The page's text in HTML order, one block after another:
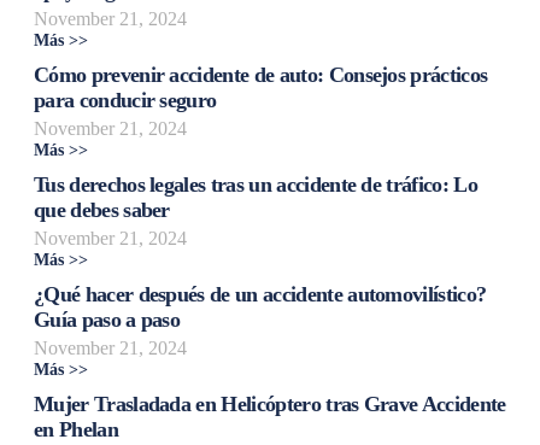
November 21, 2024
Más >>
Cómo prevenir accidente de auto: Consejos prácticos
para conducir seguro
November 21, 2024
Más >>
Tus derechos legales tras un accidente de tráfico: Lo
que debes saber
November 21, 2024
Más >>
¿Qué hacer después de un accidente automovilístico?
Guía paso a paso
November 21, 2024
Más >>
Mujer Trasladada en Helicóptero tras Grave Accidente
en Phelan